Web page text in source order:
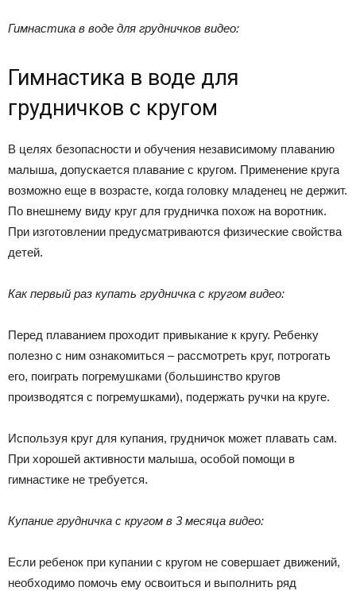
Гимнастика в воде для грудничков видео:
Гимнастика в воде для
грудничков с кругом
В целях безопасности и обучения независимому плаванию
малыша, допускается плавание с кругом. Применение круга
возможно еще в возрасте, когда головку младенец не держит.
По внешнему виду круг для грудничка похож на воротник.
При изготовлении предусматриваются физические свойства
детей.
Как первый раз купать грудничка с кругом видео:
Перед плаванием проходит привыкание к кругу. Ребенку
полезно с ним ознакомиться – рассмотреть круг, потрогать
его, поиграть погремушками (большинство кругов
производятся с погремушками), подержать ручки на круге.
Используя круг для купания, грудничок может плавать сам.
При хорошей активности малыша, особой помощи в
гимнастике не требуется.
Купание грудничка с кругом в 3 месяца видео:
Если ребенок при купании с кругом не совершает движений,
необходимо помочь ему освоиться и выполнить ряд